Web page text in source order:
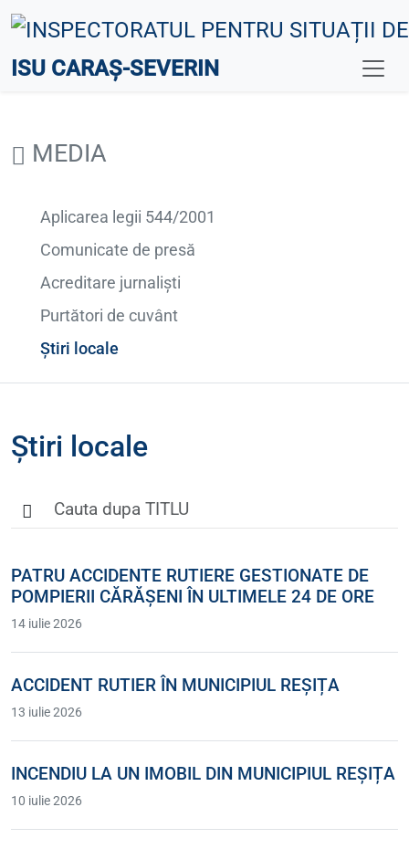
ISU CARAȘ-SEVERIN
MEDIA
Aplicarea legii 544/2001
Comunicate de presă
Acreditare jurnaliști
Purtători de cuvânt
Știri locale
Știri locale
PATRU ACCIDENTE RUTIERE GESTIONATE DE
POMPIERII CĂRĂȘENI ÎN ULTIMELE 24 DE ORE
14 iulie 2026
ACCIDENT RUTIER ÎN MUNICIPIUL REȘIȚA
13 iulie 2026
INCENDIU LA UN IMOBIL DIN MUNICIPIUL REȘIȚA
10 iulie 2026